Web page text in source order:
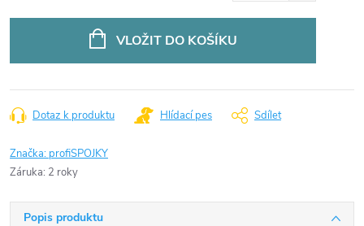
VLOŽIT DO KOŠÍKU
Dotaz k produktu Hlídací pes Sdílet
Značka: profiSPOJKY
Záruka: 2 roky
Popis produktu